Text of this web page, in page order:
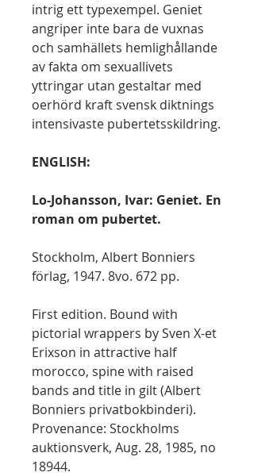
intrig ett typexempel. Geniet
angriper inte bara de vuxnas
och samhällets hemlighållande
av fakta om sexuallivets
yttringar utan gestaltar med
oerhörd kraft svensk diktnings
intensivaste pubertetsskildring.
ENGLISH:
Lo-Johansson, Ivar: Geniet. En
roman om pubertet.
Stockholm, Albert Bonniers
förlag, 1947. 8vo. 672 pp.
First edition. Bound with
pictorial wrappers by Sven X-et
Erixson in attractive half
morocco, spine with raised
bands and title in gilt (Albert
Bonniers privatbokbinderi).
Provenance: Stockholms
auktionsverk, Aug. 28, 1985, no
18944.